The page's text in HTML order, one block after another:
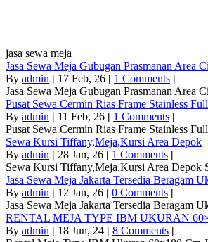
jasa sewa meja
Jasa Sewa Meja Gubugan Prasmanan Area
By admin | 17 Feb, 26 | 1 Comments |
Jasa Sewa Meja Gubugan Prasmanan
Pusat Sewa Cermin Rias Frame Stainless
By admin | 11 Feb, 26 | 1 Comments |
Pusat Sewa Cermin Rias Frame Stainless
Sewa Kursi Tiffany,Meja,Kursi Area Depok
By admin | 28 Jan, 26 | 1 Comments |
Sewa Kursi Tiffany,Meja,Kursi Area
Jasa Sewa Meja Jakarta Tersedia Beragam
By admin | 12 Jan, 26 | 0 Comments |
Jasa Sewa Meja Jakarta Tersedia
RENTAL MEJA TYPE IBM UKURAN
By admin | 18 Jun, 24 | 8 Comments |